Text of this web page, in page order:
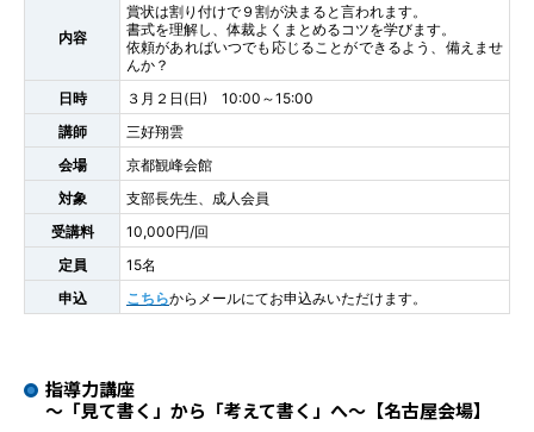
内容
賞状は割り付けで９割が決まると言われます。
書式を理解し、体裁よくまとめるコツを学びます。
依頼があればいつでも応じることができるよう、備えませ
んか？
日時
３月２日(日) 10:00～15:00
講師
三好翔雲
会場
京都観峰会館
対象
支部長先生、成人会員
受講料
10,000円/回
定員
15名
申込
こちらからメールにてお申込みいただけます。
指導力講座
～「見て書く」から「考えて書く」へ～【名古屋会場】